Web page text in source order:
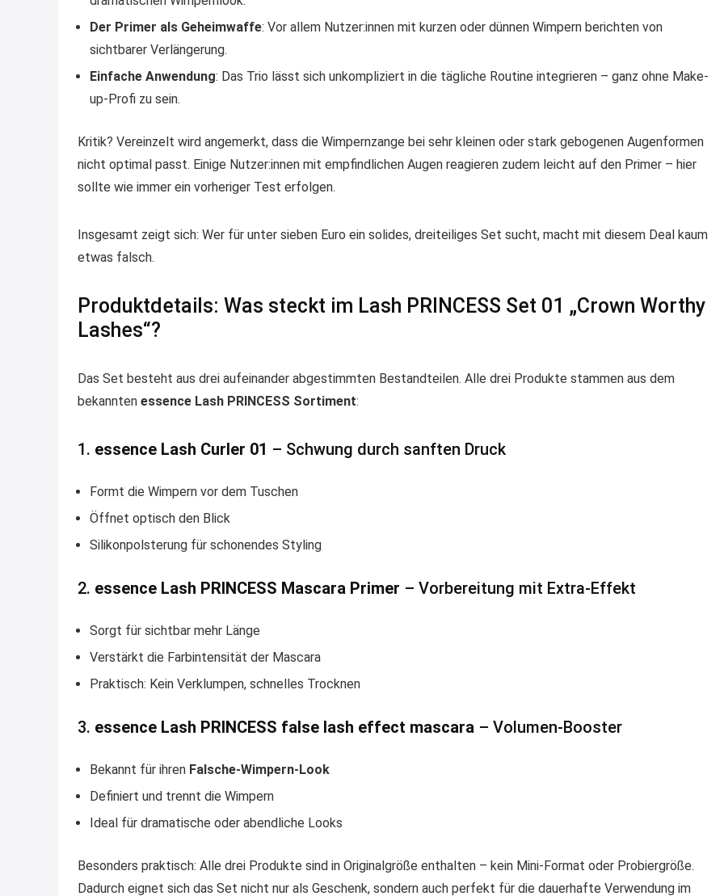
Der Primer als Geheimwaffe: Vor allem Nutzer:innen mit kurzen oder dünnen Wimpern berichten von
sichtbarer Verlängerung.
Einfache Anwendung: Das Trio lässt sich unkompliziert in die tägliche Routine integrieren – ganz ohne Make-
up-Profi zu sein.
Kritik? Vereinzelt wird angemerkt, dass die Wimpernzange bei sehr kleinen oder stark gebogenen Augenformen
nicht optimal passt. Einige Nutzer:innen mit empfindlichen Augen reagieren zudem leicht auf den Primer – hier
sollte wie immer ein vorheriger Test erfolgen.
Insgesamt zeigt sich: Wer für unter sieben Euro ein solides, dreiteiliges Set sucht, macht mit diesem Deal kaum
etwas falsch.
Produktdetails: Was steckt im Lash PRINCESS Set 01 „Crown Worthy
Lashes“?
Das Set besteht aus drei aufeinander abgestimmten Bestandteilen. Alle drei Produkte stammen aus dem
bekannten essence Lash PRINCESS Sortiment:
1. essence Lash Curler 01 – Schwung durch sanften Druck
Formt die Wimpern vor dem Tuschen
Öffnet optisch den Blick
Silikonpolsterung für schonendes Styling
2. essence Lash PRINCESS Mascara Primer – Vorbereitung mit Extra-Effekt
Sorgt für sichtbar mehr Länge
Verstärkt die Farbintensität der Mascara
Praktisch: Kein Verklumpen, schnelles Trocknen
3. essence Lash PRINCESS false lash effect mascara – Volumen-Booster
Bekannt für ihren Falsche-Wimpern-Look
Definiert und trennt die Wimpern
Ideal für dramatische oder abendliche Looks
Besonders praktisch: Alle drei Produkte sind in Originalgröße enthalten – kein Mini-Format oder Probiergröße.
Dadurch eignet sich das Set nicht nur als Geschenk, sondern auch perfekt für die dauerhafte Verwendung im